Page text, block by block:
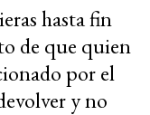
hasta fin
de que quien
por el
y no